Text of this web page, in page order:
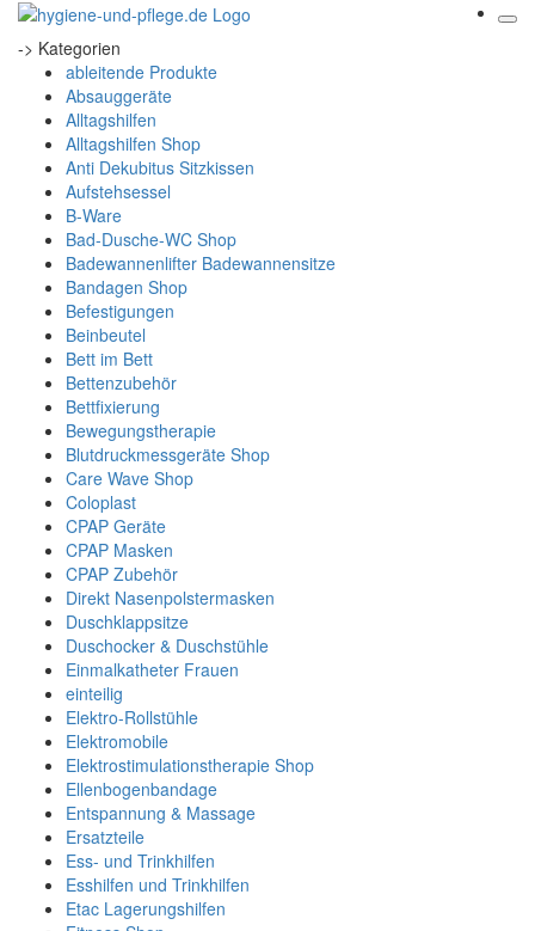
-> Kategorien
ableitende Produkte
Absauggeräte
Alltagshilfen
Alltagshilfen Shop
Anti Dekubitus Sitzkissen
Aufstehsessel
B-Ware
Bad-Dusche-WC Shop
Badewannenlifter Badewannensitze
Bandagen Shop
Befestigungen
Beinbeutel
Bett im Bett
Bettenzubehör
Bettfixierung
Bewegungstherapie
Blutdruckmessgeräte Shop
Care Wave Shop
Coloplast
CPAP Geräte
CPAP Masken
CPAP Zubehör
Direkt Nasenpolstermasken
Duschklappsitze
Duschocker & Duschstühle
Einmalkatheter Frauen
einteilig
Elektro-Rollstühle
Elektromobile
Elektrostimulationstherapie Shop
Ellenbogenbandage
Entspannung & Massage
Ersatzteile
Ess- und Trinkhilfen
Esshilfen und Trinkhilfen
Etac Lagerungshilfen